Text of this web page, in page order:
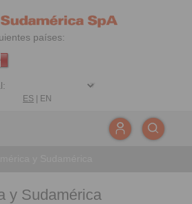
países:
ES EN
y Sudamérica